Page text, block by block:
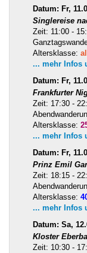
Datum: Fr,
Singlereise
Zeit: 11:00 -
Altersklasse:
... mehr Infos
Datum: Fr,
Frankfurter
Zeit: 17:30 -
Altersklasse:
... mehr Infos
Datum: Fr,
Prinz Emil
Zeit: 18:15 -
Altersklasse:
... mehr Infos
Datum: Sa,
Kloster
Zeit: 10:30 -